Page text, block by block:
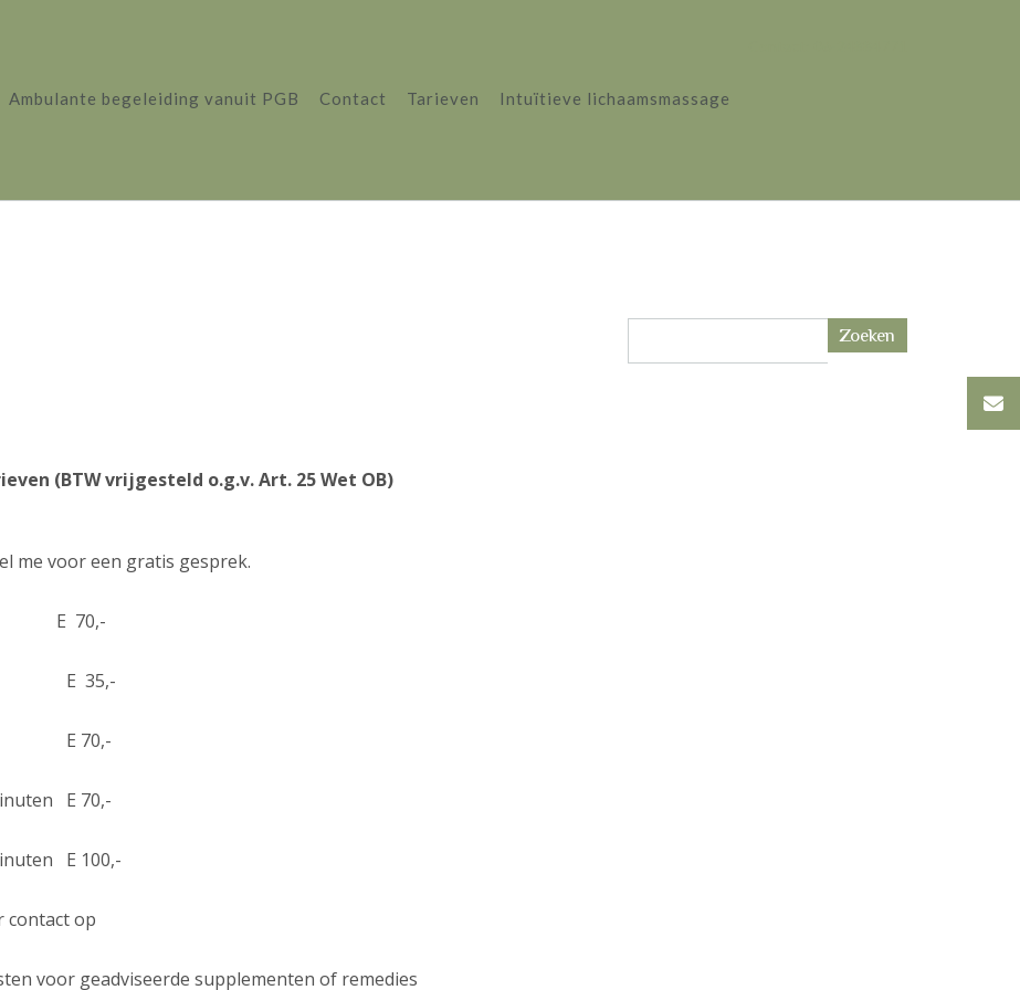
Ambulante begeleiding vanuit PGB Contact Tarieven Intuïtieve lichaamsmassage
(BTW vrijgesteld o.g.v. Art. 25 Wet OB)
me voor een gratis gesprek.
70,-
E 35,-
E 70,-
E 70,-
E 100,-
contact op
voor geadviseerde supplementen of remedies
Zoeken